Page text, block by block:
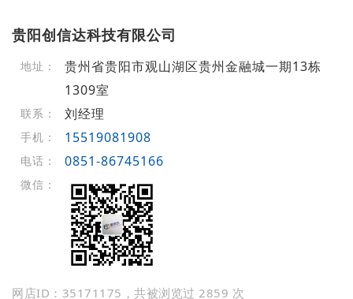
贵阳创信达科技有限公司
地址：
贵州省贵阳市观山湖区贵州金融城一期13栋
1309室
联系： 刘经理
手机： 15519081908
电话： 0851-86745166
微信：
网店ID：35171175，共被浏览过 2859 次